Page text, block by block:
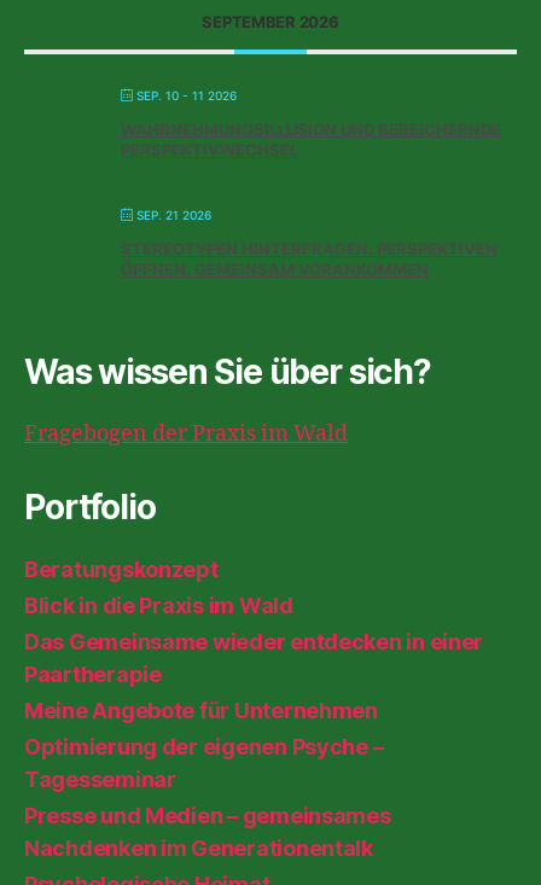
SEPTEMBER 2026
SEP. 10 - 11 2026
WAHRNEHMUNGSILLUSION UND BEREICHERNDE
PERSPEKTIVWECHSEL
SEP. 21 2026
STEREOTYPEN HINTERFRAGEN. PERSPEKTIVEN
ÖFFNEN. GEMEINSAM VORANKOMMEN
Was wissen Sie über sich?
Fragebogen der Praxis im Wald
Portfolio
Beratungskonzept
Blick in die Praxis im Wald
Das Gemeinsame wieder entdecken in einer
Paartherapie
Meine Angebote für Unternehmen
Optimierung der eigenen Psyche –
Tagesseminar
Presse und Medien – gemeinsames
Nachdenken im Generationentalk